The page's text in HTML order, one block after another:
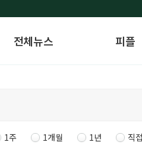
전체뉴스 피플
1주 1개월 1년 직